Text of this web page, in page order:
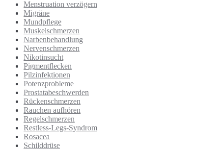
Menstruation verzögern
Migräne
Mundpflege
Muskelschmerzen
Narbenbehandlung
Nervenschmerzen
Nikotinsucht
Pigmentflecken
Pilzinfektionen
Potenzprobleme
Prostatabeschwerden
Rückenschmerzen
Rauchen aufhören
Regelschmerzen
Restless-Legs-Syndrom
Rosacea
Schilddrüse